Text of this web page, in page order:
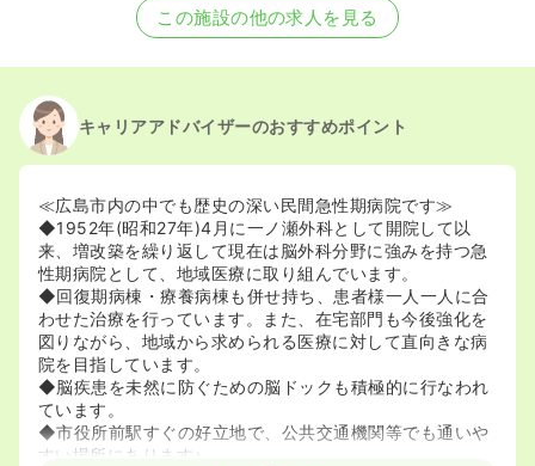
正・准看護師の募集を休止
正・准看護師の募集を開始
2022/08/19准看護師の募集を開始
この施設の他の求人を見る
キャリアアドバイザーのおすすめポイント
≪広島市内の中でも歴史の深い民間急性期病院です≫
◆1952年(昭和27年)4月に一ノ瀬外科として開院して以
来、増改築を繰り返して現在は脳外科分野に強みを持つ急
性期病院として、地域医療に取り組んでいます。
◆回復期病棟・療養病棟も併せ持ち、患者様一人一人に合
わせた治療を行っています。また、在宅部門も今後強化を
図りながら、地域から求められる医療に対して直向きな病
院を目指しています。
◆脳疾患を未然に防ぐための脳ドックも積極的に行なわれ
ています。
◆市役所前駅すぐの好立地で、公共交通機関等でも通いや
すい場所にあります♪